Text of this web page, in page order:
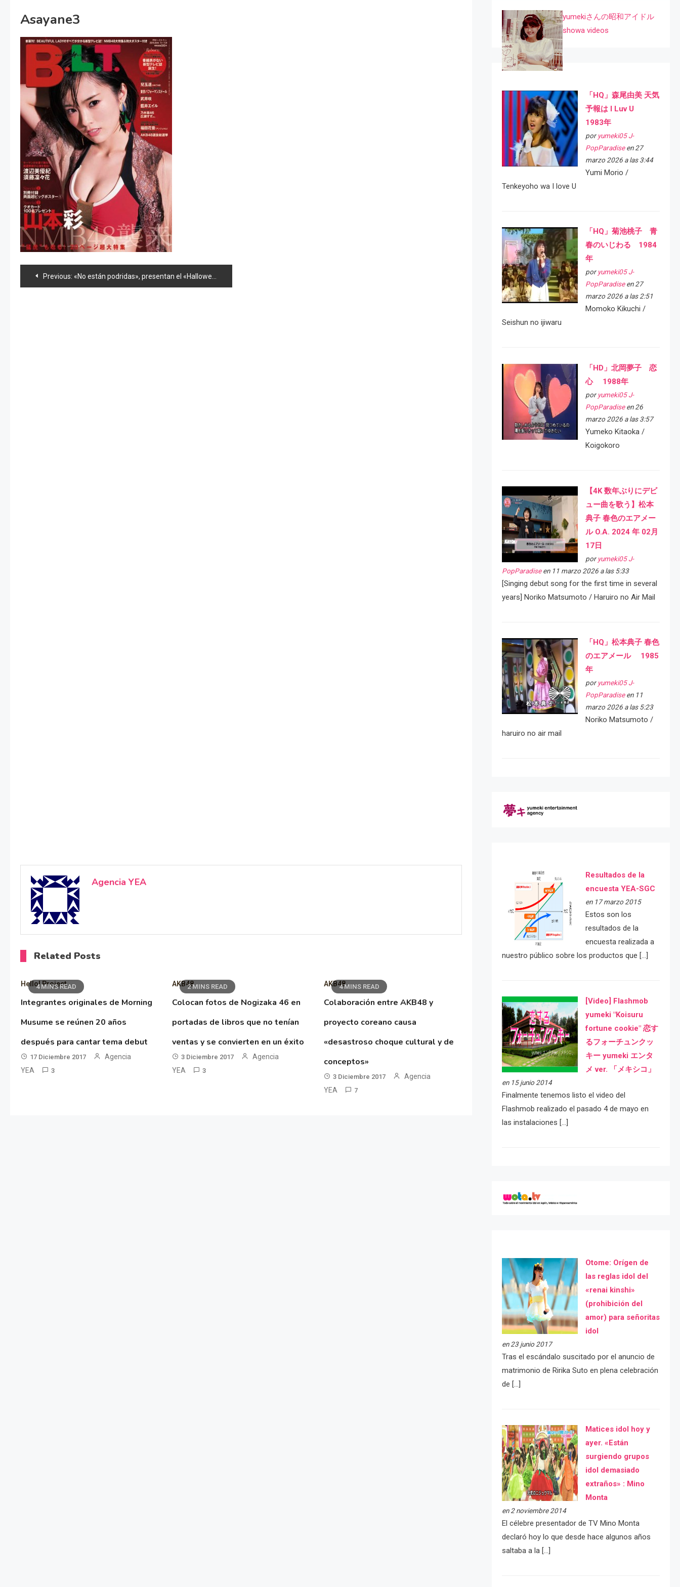
Asayane3
Navegación
Previous: «No están podridas», presentan el «Halloween Night» y news 48
Agencia YEA
Related Posts
4 MINS READ
Hello! Project
Integrantes originales de Morning
Musume se reúnen 20 años
después para cantar tema debut
17 Diciembre 2017
Agencia
YEA
3
2 MINS READ
AKB48
Colocan fotos de Nogizaka 46 en
portadas de libros que no tenían
ventas y se convierten en un éxito
3 Diciembre 2017
Agencia
YEA
3
4 MINS READ
AKB48
Colaboración entre AKB48 y
proyecto coreano causa
«desastroso choque cultural y de
conceptos»
3 Diciembre 2017
Agencia
YEA
7
yumekiさんの昭和アイドル
showa videos
「HQ」森尾由美 天気
予報は I Luv U
1983年
por yumeki05 J-
PopParadiseen 27
marzo 2026 a las 3:44
Yumi Morio /
Tenkeyoho wa I love U
「HQ」菊池桃子 青
春のいじわる 1984
年
por yumeki05 J-
PopParadiseen 27
marzo 2026 a las 2:51
Momoko Kikuchi /
Seishun no ijiwaru
「HD」北岡夢子 恋
心 1988年
por yumeki05 J-
PopParadiseen 26
marzo 2026 a las 3:57
Yumeko Kitaoka /
Koigokoro
【4K 数年ぶりにデビ
ュー曲を歌う】松本
典子 春色のエアメー
ル O.A. 2024 年 02月
17日
por yumeki05 J-
PopParadiseen 11 marzo 2026 a las 5:33
[Singing debut song for the first time in several
years] Noriko Matsumoto / Haruiro no Air Mail
「HQ」松本典子 春色
のエアメール 1985
年
por yumeki05 J-
PopParadiseen 11
marzo 2026 a las 5:23
Noriko Matsumoto /
haruiro no air mail
Resultados de la
encuesta YEA-SGC
en 17 marzo 2015
Estos son los
resultados de la
encuesta realizada a
nuestro público sobre los productos que […]
[Video] Flashmob
yumeki "Koisuru
fortune cookie" 恋す
るフォーチュンクッ
キー yumeki エンタ
メ ver. 「メキシコ」
en 15 junio 2014
Finalmente tenemos listo el video del
Flashmob realizado el pasado 4 de mayo en
las instalaciones […]
Otome: Orígen de
las reglas idol del
«renai kinshi»
(prohibición del
amor) para señoritas
idol
en 23 junio 2017
Tras el escándalo suscitado por el anuncio de
matrimonio de Ririka Suto en plena celebración
de […]
Matices idol hoy y
ayer. «Están
surgiendo grupos
idol demasiado
extraños» : Mino
Monta
en 2 noviembre 2014
El célebre presentador de TV Mino Monta
declaró hoy lo que desde hace algunos años
saltaba a la […]